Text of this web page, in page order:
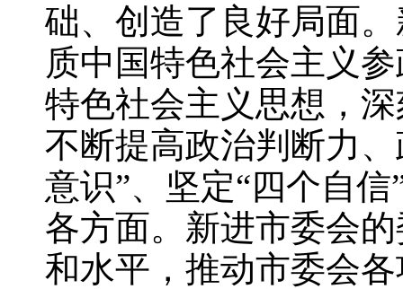
础、创造了良好局面
质中国特色社会主义
特色社会主义思想，
不断提高政治判断力
意识”、坚定“四个自
各方面。新进市委会
和水平，推动市委会